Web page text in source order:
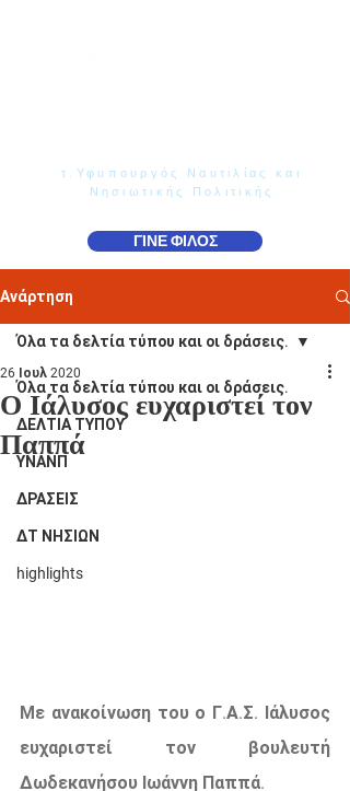
τ.Υφυπουργός Ναυτιλίας και
Νησιωτικής Πολιτικής
ΓΙΝΕ ΦΙΛΟΣ
Ανάρτηση
Όλα τα δελτία τύπου και οι δράσεις.
ΔΕΛΤΙΑ ΤΥΠΟΥ
ΥΝΑΝΠ
ΔΡΑΣΕΙΣ
ΔΤ ΝΗΣΙΩΝ
highlights
Όλα τα δελτία τύπου και οι δράσεις.
Ο Ιάλυσος ευχαριστεί τον
Παππά
26 Ιουλ 2020
Με ανακοίνωση του ο Γ.Α.Σ. Ιάλυσος
ευχαριστεί τον βουλευτή
Δωδεκανήσου Ιωάννη Παππά.